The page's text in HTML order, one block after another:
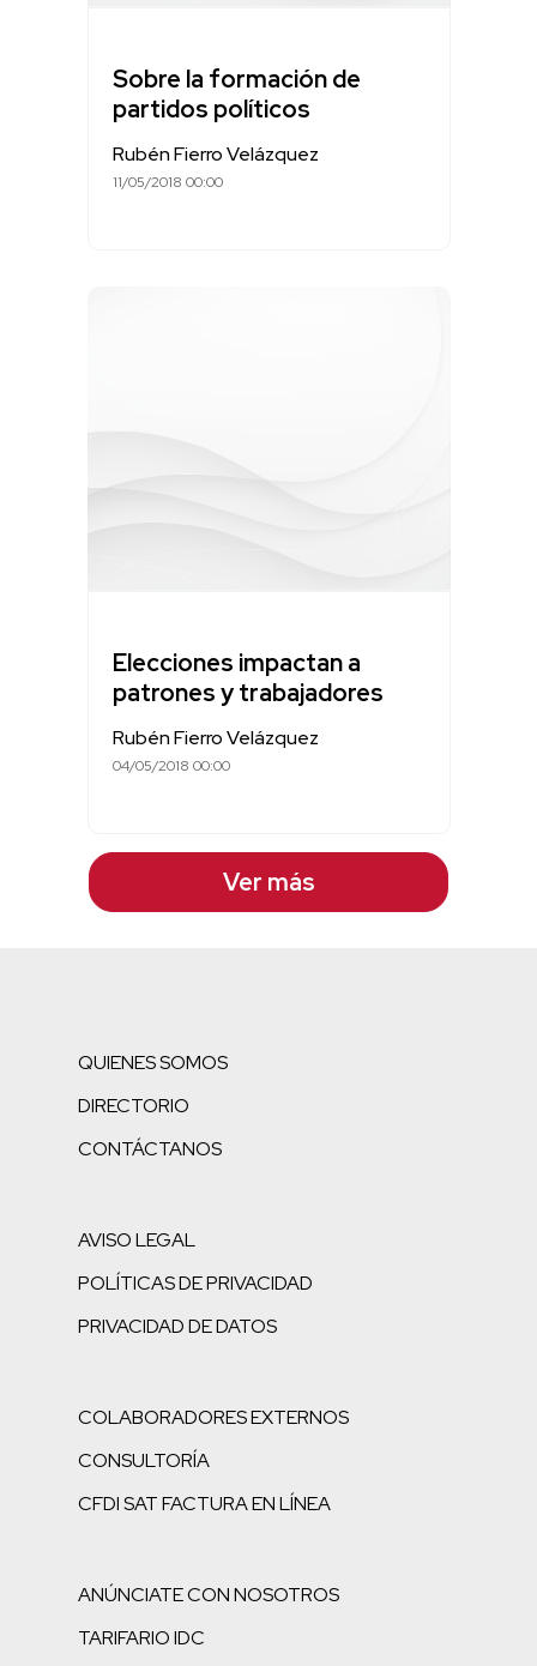
Sobre la formación de
partidos políticos
Rubén Fierro Velázquez
11/05/2018 00:00
Elecciones impactan a
patrones y trabajadores
Rubén Fierro Velázquez
04/05/2018 00:00
Ver más
QUIENES SOMOS
DIRECTORIO
CONTÁCTANOS
AVISO LEGAL
POLÍTICAS DE PRIVACIDAD
PRIVACIDAD DE DATOS
COLABORADORES EXTERNOS
CONSULTORÍA
CFDI SAT FACTURA EN LÍNEA
ANÚNCIATE CON NOSOTROS
TARIFARIO IDC